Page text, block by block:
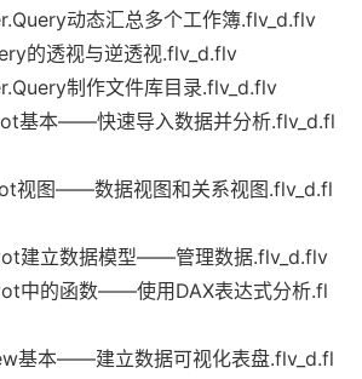
动态汇总多个工作簿.flv_d.flv
的透视与逆透视.flv_d.flv
制作文件库目录.flv_d.flv
基本——快速导入数据并分析.flv_d.fl
视图——数据视图和关系视图.flv_d.fl
建立数据模型——管理数据.flv_d.flv
中的函数——使用DAX表达式分析.fl
基本——建立数据可视化表盘.flv_d.fl